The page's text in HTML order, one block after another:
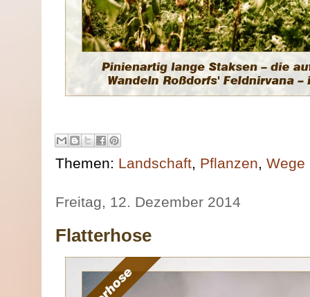
Themen: Landschaft, Pflanzen, Wege
Freitag, 12. Dezember 2014
Flatterhose